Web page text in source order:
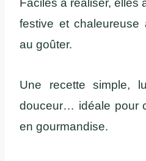
Faciles à réaliser, elles
festive et chaleureuse
au goûter.
Une recette simple,
douceur… idéale pour
en gourmandise.